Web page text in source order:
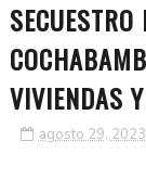
VIVIENDAS
agosto 29, 2023